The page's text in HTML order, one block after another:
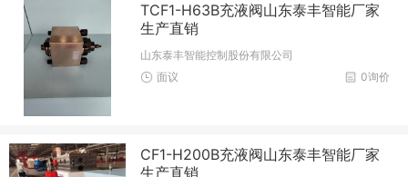
TCF1-H63B充液阀山东泰丰智能厂家
生产直销
山东泰丰智能控制股份有限公司
0询价
面议
CF1-H200B充液阀山东泰丰智能厂家
生产直销